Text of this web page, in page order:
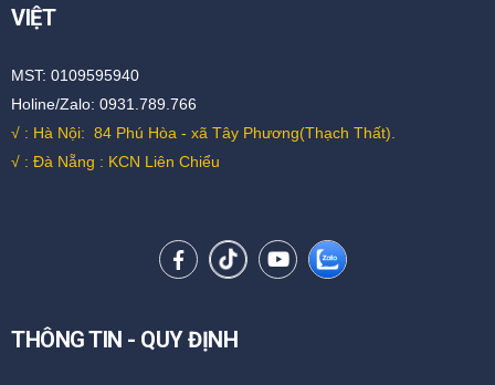
VIỆT
MST: 0109595940
Holine/Zalo: 0931.789.766
√ : Hà Nội: 84 Phú Hòa - xã Tây Phương(Thạch Thất).
√ : Đà Nẵng : KCN Liên Chiểu
THÔNG TIN - QUY ĐỊNH